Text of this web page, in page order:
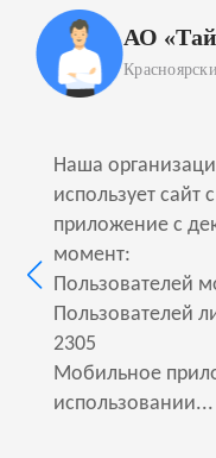
АО
Наша
использует
приложение с
момент:
Пользователей
Пользователей
2305
Мобильное
использовании...